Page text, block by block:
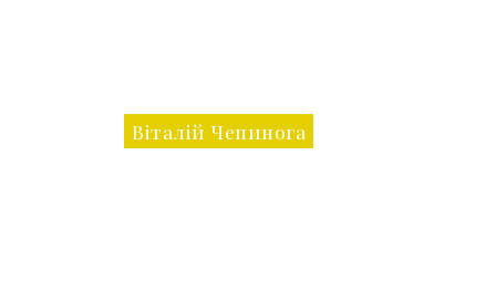
Віталій Чепинога